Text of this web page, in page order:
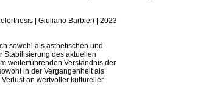
| Giuliano Barbieri | 2023
sowohl als ästhetischen und
Stabilisierung des aktuellen
weiterführenden Verständnis der
in der Vergangenheit als
an wertvoller kultureller